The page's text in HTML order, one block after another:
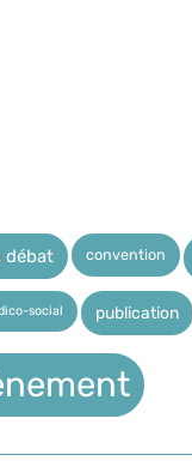
débat convention
social publication